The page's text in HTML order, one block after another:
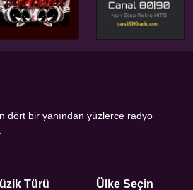
dört bir yanından yüzlerce radyo
Türü Ülke Seçin